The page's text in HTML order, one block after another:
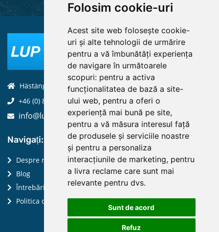
Folosim cookie-uri
Acest site web folosește cookie-
uri și alte tehnologii de urmărire
pentru a vă îmbunătăți experiența
de navigare în următoarele
scopuri: pentru a activa
funcționalitatea de bază a site-
ului web, pentru a oferi o
experiență mai bună pe site,
pentru a vă măsura interesul față
de produsele și serviciile noastre
și pentru a personaliza
interacțiunile de marketing, pentru
a livra reclame care sunt mai
relevante pentru dvs.
Sunt de acord
Refuz
Hästängsuddsvägen 19, 184 94, Åkersberga
+46 (0) 8-970 970
info@luptechnologies.com
Navigați:
Despre noi
Blog
Întrebări frecvente
Politica de confidențialitate